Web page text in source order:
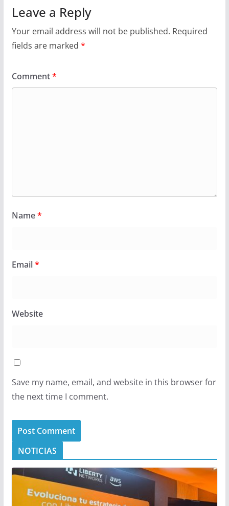
Leave a Reply
Your email address will not be published. Required
fields are marked *
Comment*
Name*
Email*
Website
Save my name, email, and website in this browser for
the next time I comment.
NOTICIAS